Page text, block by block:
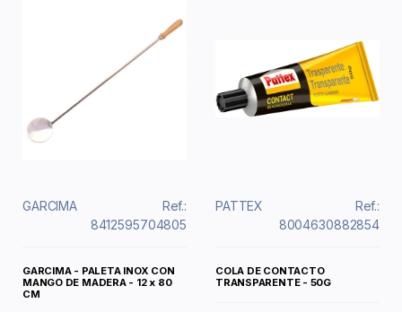
GARCIMA
Ref.:
8412595704805
GARCIMA - PALETA INOX CON
MANGO DE MADERA - 12 x 80
CM
PATTEX
Ref.:
8004630882854
COLA DE CONTACTO
TRANSPARENTE - 50G